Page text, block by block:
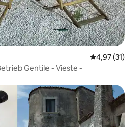
4,97 (31)
Gentile - Vieste -